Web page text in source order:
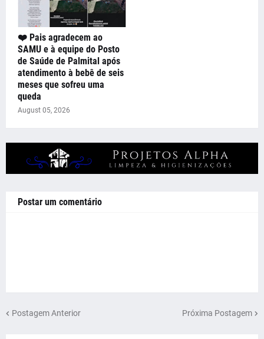
❤️ Pais agradecem ao
SAMU e à equipe do Posto
de Saúde de Palmital após
atendimento à bebê de seis
meses que sofreu uma
queda
August 05, 2026
Postar um comentário
Postagem Anterior Próxima Postagem